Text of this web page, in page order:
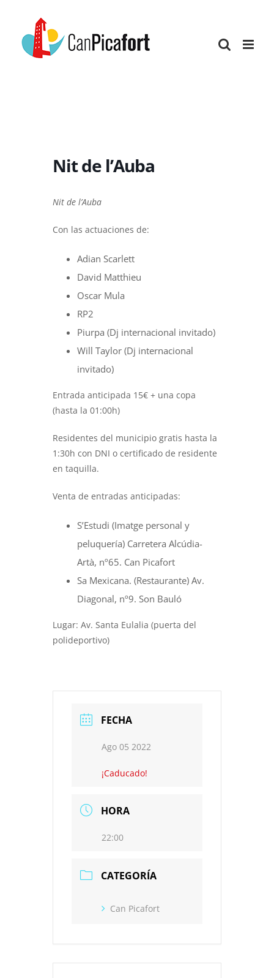
content
Nit de l’Auba
Nit de l’Auba
Con las actuaciones de:
Adian Scarlett
David Matthieu
Oscar Mula
RP2
Piurpa (Dj internacional invitado)
Will Taylor (Dj internacional
invitado)
Entrada anticipada 15€ + una copa
(hasta la 01:00h)
Residentes del municipio gratis hasta la
1:30h con DNI o certificado de residente
en taquilla.
Venta de entradas anticipadas:
S’Estudi (Imatge personal y
peluquería) Carretera Alcúdia-
Artà, nº65. Can Picafort
Sa Mexicana. (Restaurante) Av.
Diagonal, nº9. Son Bauló
Lugar: Av. Santa Eulalia (puerta del
polideportivo)
FECHA
Ago 05 2022
¡Caducado!
HORA
22:00
CATEGORÍA
Can Picafort